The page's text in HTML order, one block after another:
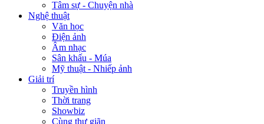
Tâm sự - Chuyện nhà
Nghệ thuật
Văn học
Điện ảnh
Âm nhạc
Sân khấu - Múa
Mỹ thuật - Nhiếp ảnh
Giải trí
Truyền hình
Thời trang
Showbiz
Cùng thư giãn